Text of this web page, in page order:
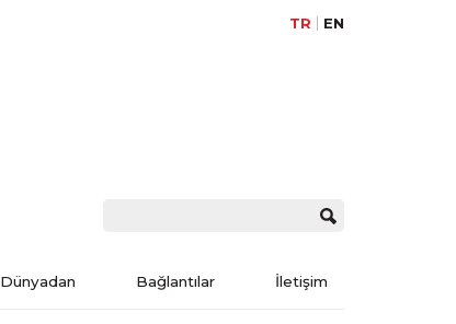
TR EN
Dünyadan Bağlantılar İletişim